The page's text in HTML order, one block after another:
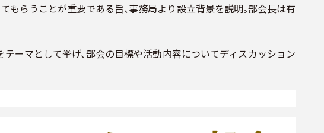
らうことが重要である旨、事務局より設立背景を説明。部会長は有
ーマとして挙げ、部会の目標や活動内容についてディスカッション